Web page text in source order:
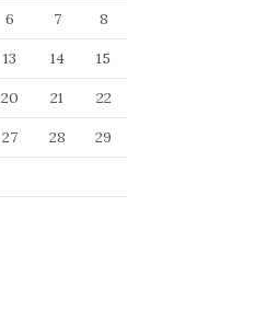
6 7
8
13 14
15
20 21
22
27 28
29